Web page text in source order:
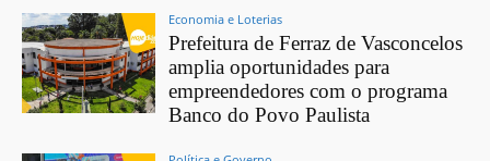
Economia e Loterias
Prefeitura de Ferraz de Vasconcelos
amplia oportunidades para
empreendedores com o programa
Banco do Povo Paulista